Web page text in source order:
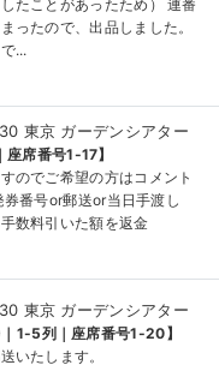
たことがあったため） 連番
ったので、出品しました。
...
東京 ガーデンシアター
座席番号1-17】
のでご希望の方はコメント
番号or郵送or当日手渡し
数料引いた額を返金
東京 ガーデンシアター
1-5列｜座席番号1-20】
いたします。